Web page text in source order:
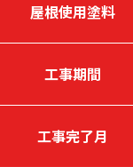
屋根使用塗料
工事期間
工事完了月